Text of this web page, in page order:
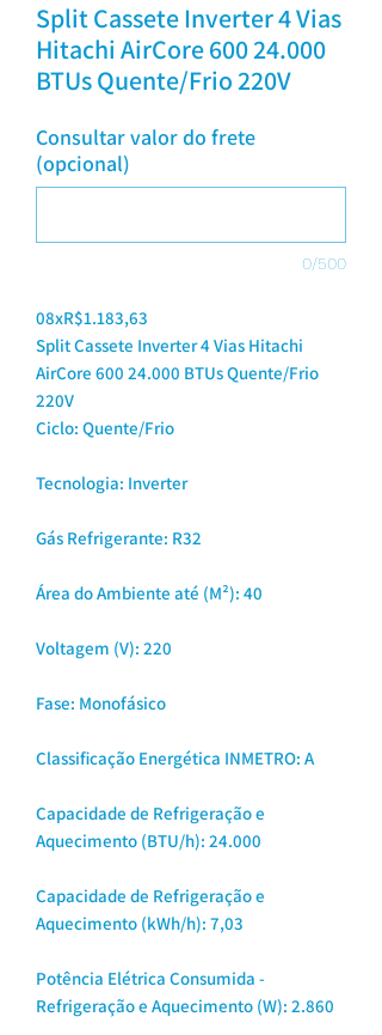
Split Cassete Inverter 4 Vias
Hitachi AirCore 600 24.000
BTUs Quente/Frio 220V
Consultar valor do frete
(opcional)
0/500
08xR$1.183,63
Split Cassete Inverter 4 Vias Hitachi
AirCore 600 24.000 BTUs Quente/Frio
220V
Ciclo: Quente/Frio
Tecnologia: Inverter
Gás Refrigerante: R32
Área do Ambiente até (M²): 40
Voltagem (V): 220
Fase: Monofásico
Classificação Energética INMETRO: A
Capacidade de Refrigeração e
Aquecimento (BTU/h): 24.000
Capacidade de Refrigeração e
Aquecimento (kWh/h): 7,03
Potência Elétrica Consumida -
Refrigeração e Aquecimento (W): 2.860